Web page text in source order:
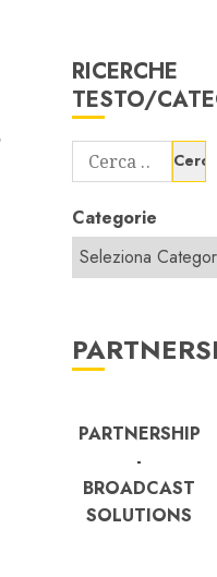
RICERCHE
TESTO/
Ricerca
per:
Categorie
PARTNERSHIP
-
BROADCAST
SOLUTIONS